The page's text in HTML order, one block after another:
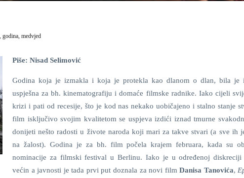
godina, medvjed
Piše: Nisad Selimović
Godina koja je izmakla i koja je protekla kao dlanom o dlan, bila je
uspješna za bh. kinematografiju i domaće filmske radnike. Iako cijeli
krizi i pati od recesije, što je kod nas nekako uobičajeno i stalno stanje
film isključivo svojim kvalitetom se uspjeva izdići iznad tmurne
donijeti nešto radosti u živote naroda koji mari za takve stvari (a sve ih
na žalost). Godina je za bh. film počela krajem februara, kada su
nominacije za filmski festival u Berlinu. Iako je u određenoj diskreciji
većin a javnosti je tada prvi put doznala za novi filmDanisa Tanovića,